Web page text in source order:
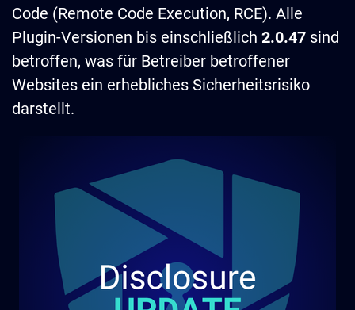
Code (Remote Code Execution, RCE). Alle
Plugin-Versionen bis einschließlich 2.0.47 sind
betroffen, was für Betreiber betroffener
Websites ein erhebliches Sicherheitsrisiko
darstellt.